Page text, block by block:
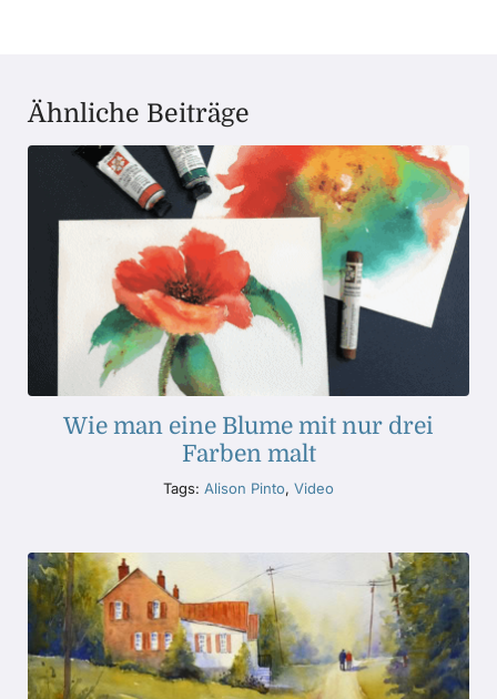
Ähnliche Beiträge
Wie man eine Blume mit nur drei
Farben malt
Tags: Alison Pinto, Video